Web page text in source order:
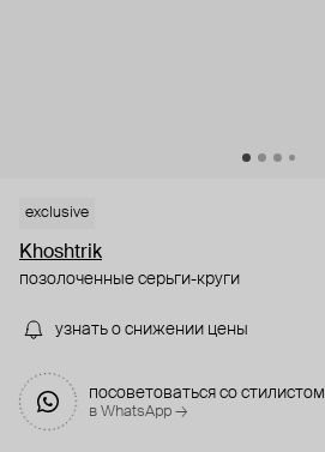
exclusive
Khoshtrik
позолоченные серьги-круги
узнать о снижении цены
посоветоваться со стилистом
в WhatsApp →